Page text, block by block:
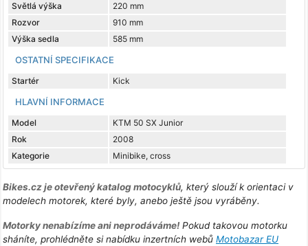
Světlá výška
220 mm
Rozvor
910 mm
Výška sedla
585 mm
OSTATNÍ SPECIFIKACE
Startér Kick
HLAVNÍ INFORMACE
Model
KTM 50 SX Junior
Rok
2008
Kategorie
Minibike, cross
Bikes.cz je otevřený katalog motocyklů, který slouží k orientaci v
modelech motorek, které byly, anebo ještě jsou vyráběny.
Motorky nenabízíme ani neprodáváme!Pokud takovou motorku
sháníte, prohlédněte si nabídku inzertních webů Motobazar EU